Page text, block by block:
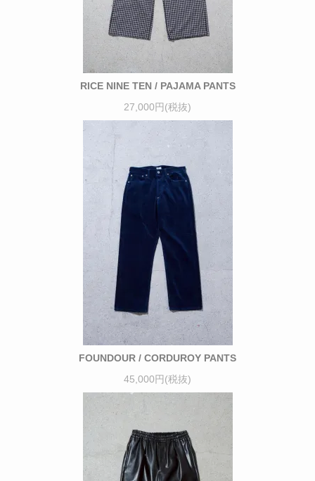
RICE NINE TEN / PAJAMA PANTS
27,000円(税抜)
FOUNDOUR / CORDUROY PANTS
45,000円(税抜)